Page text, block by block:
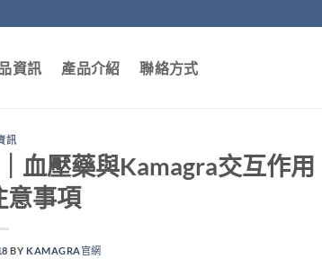
資訊 產品介紹 聯絡方式
訊
血壓藥與Kamagra交互作用
意事項
BY KAMAGRA官網